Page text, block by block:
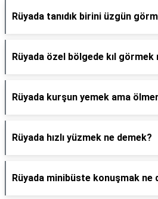
Rüyada tanıdık birini üzgün
Rüyada özel bölgede kıl görmek
Rüyada kurşun yemek ama
Rüyada hızlı yüzmek ne demek?
Rüyada minibüste konuşmak ne